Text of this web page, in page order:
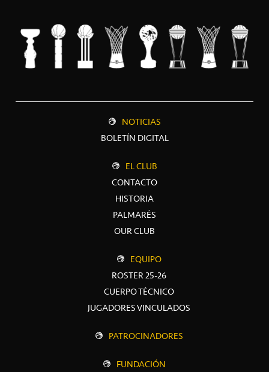
NOTICIAS
BOLETÍN DIGITAL
EL CLUB
CONTACTO
HISTORIA
PALMARÉS
OUR CLUB
EQUIPO
ROSTER 25-26
CUERPO TÉCNICO
JUGADORES VINCULADOS
PATROCINADORES
FUNDACIÓN